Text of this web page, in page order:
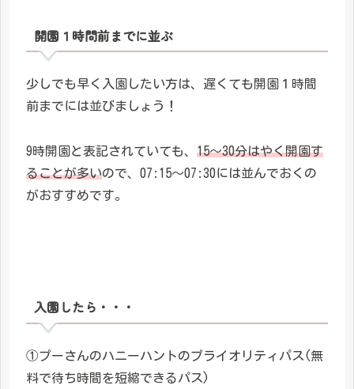
開園１時間前までに並ぶ
少しでも早く入園したい方は、遅くても開園１時間
前までには並びましょう！
9時開園と表記されていても、 15～30分はやく開園す
ることが多いので、07:15～07:30には並んでおくの
がおすすめです。
入園したら・・・
①プーさんのハニーハントのプライオリティパス(無
料で待ち時間を短縮できるパス)